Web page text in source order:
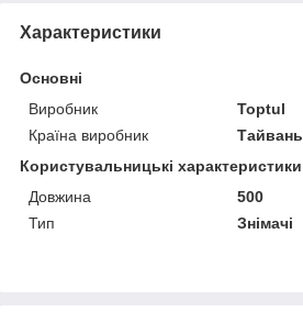
Характеристики
Основні
Виробник
Toptul
Країна виробник
Тайвань
Користувальницькі характеристики
Довжина
500
Тип
Знімачі